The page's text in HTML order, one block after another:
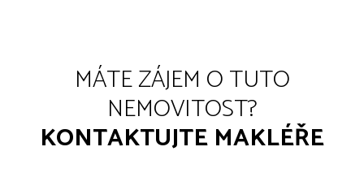
MÁTE ZÁJEM O TUTO
NEMOVITOST?
KONTAKTUJTE MAKLÉŘE